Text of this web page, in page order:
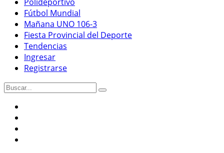
Fútbol Mundial
Mañana UNO 106-3
Fiesta Provincial del Deporte
Tendencias
Ingresar
Registrarse